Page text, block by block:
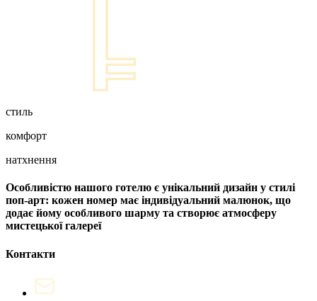
стиль
комфорт
натхнення
Особливістю нашого готелю є унікальний дизайн у стилі
поп-арт: кожен номер має індивідуальний малюнок, що
додає йому особливого шарму та створює атмосферу
мистецької галереї
Контакти